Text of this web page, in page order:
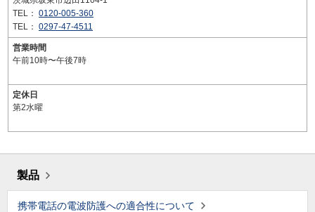
TEL： 0120-005-360
TEL： 0297-47-4511
営業時間
午前10時〜午後7時
定休日
第2水曜
製品
携帯電話の電波防護への適合性について